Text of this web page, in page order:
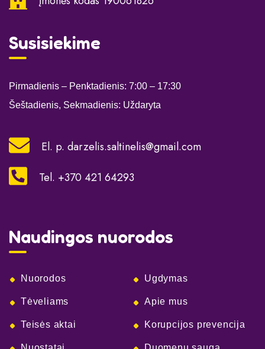
Susisiekime
Pirmadienis – Penktadienis: 7:00 – 17:30
Šeštadienis, Sekmadienis: Uždaryta
El. p. darzelis.saltinelis@gmail.com
Tel. +370 421 64293
Naudingos nuorodos
Nuorodos Ugdymas
Tėveliams Apie mus
Teisės aktai Korupcijos prevencija